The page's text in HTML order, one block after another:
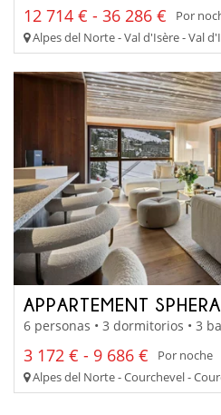
12 714 € - 36 286 €
Por
Alpes del Norte - Val d'Isère - Val
APPARTEMENT
6 personas • 3 dormitorios • 3
3 172 € - 9 686 €
Por noche
Alpes del Norte - Courchevel -